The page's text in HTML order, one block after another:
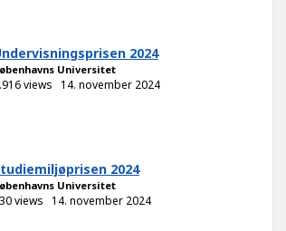
2024
Universitet
views 14. november 2024
2024
Universitet
views 14. november 2024